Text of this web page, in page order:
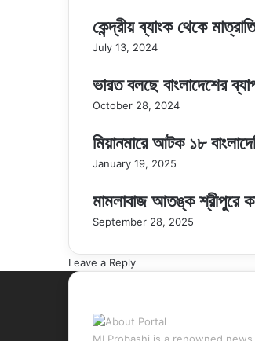
কেন্দ্রীয় ব্যাংক থেকে
July 13, 2024
ভারত বলছে বাংলাদেশের
October 28, 2024
মিয়ানমারে আটক ১৮
January 19, 2025
মামলাবাজ আতঙ্ক শ্রীপুরে
September 28, 2025
Leave a Reply